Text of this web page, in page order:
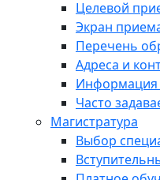
Целевой
Экран
Перечень
Адреса и
Информация
Часто
Магистратура
Выбор